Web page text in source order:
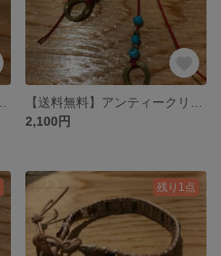
2,100円
残り1点